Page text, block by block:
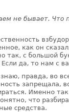
не бывает. Что
как он
так, с большой
да, то нам с
правда, во
запрещала,
Именно
что
средства.